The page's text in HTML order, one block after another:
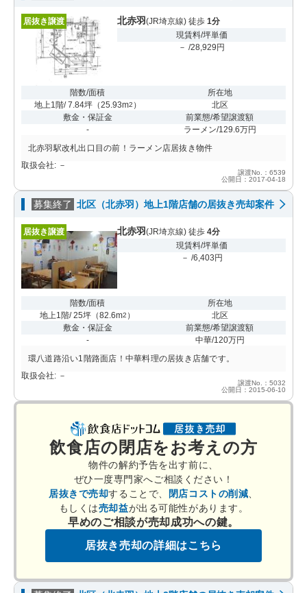
居抜き譲渡 北赤羽(JR埼京線) 徒歩 1分
現賃料/坪単価
－ /28,929円
階数/面積
地上1階/ 7.84坪（25.93m2 ）
所在地
北区
敷金・保証金
-
前業態/希望譲渡額
ラーメン/129.6万円
北赤羽駅改札出口目の前！ラーメン店居抜き物件
取扱会社: －
譲渡No.：6539
公開日：2017-04-18
募集終了 北区（北赤羽）地上1階店舗の居抜き売却案件
居抜き譲渡 北赤羽(JR埼京線) 徒歩 4分
現賃料/坪単価
－ /6,403円
階数/面積
地上1階/ 25坪 （82.6m2 ）
所在地
北区
敷金・保証金
-
前業態/希望譲渡額
中華/120万円
環八道路沿い1階路面店！中華料理の居抜き店舗です。
取扱会社: －
譲渡No.：5032
公開日：2015-06-10
飲食店の閉店をお考えの方
物件の解約予告を出す前に、
ぜひ一度専門家へご相談ください！
居抜きで売却することで、 閉店コストの削減
もしくは売却益が出る可能性があります。
早めのご相談が売却成功への鍵。
居抜き売却の詳細はこちら